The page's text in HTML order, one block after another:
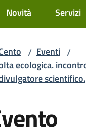
Novità Servizi
/ Eventi /
ecologica.
scientifico.